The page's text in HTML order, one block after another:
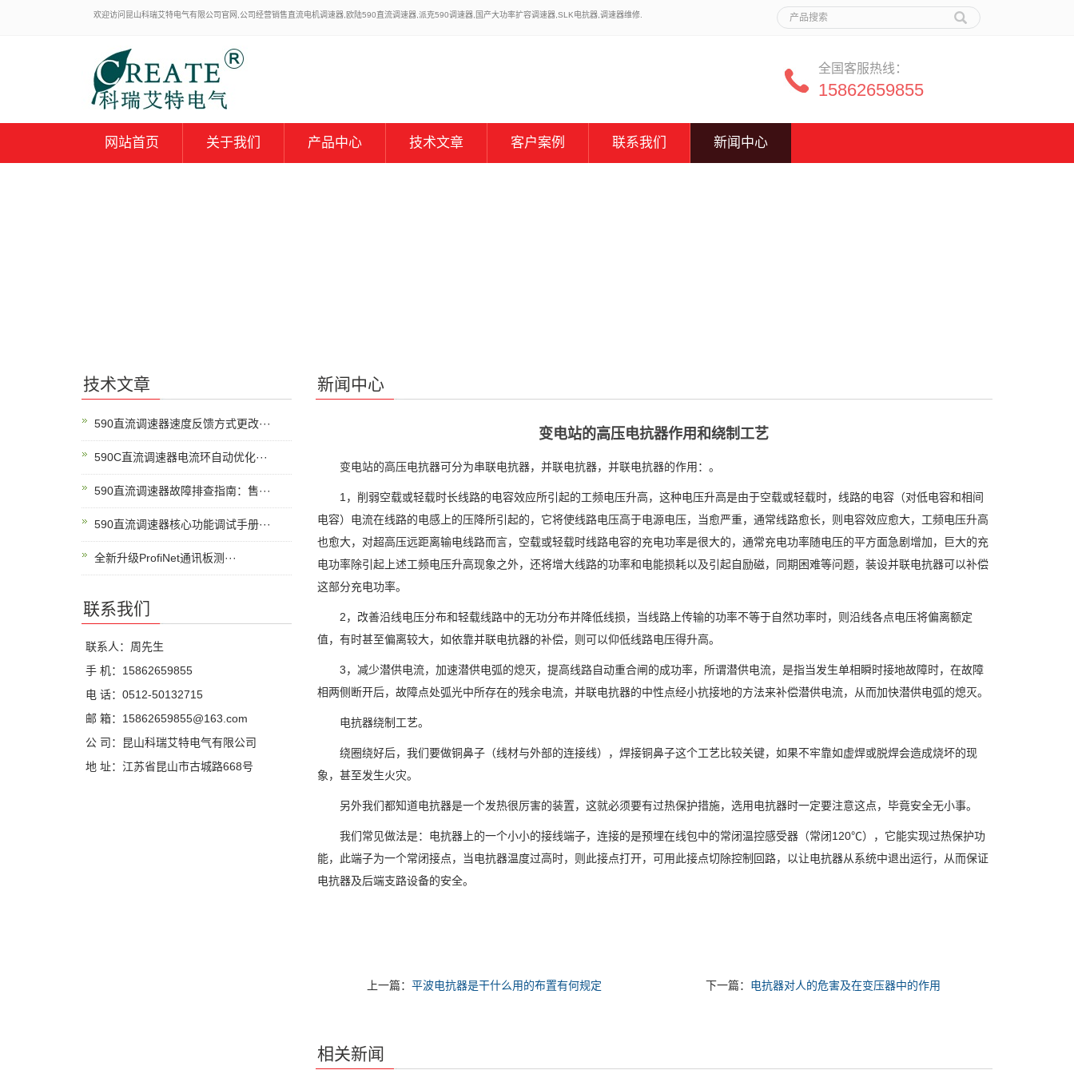
欢迎访问昆山科瑞艾特电气有限公司官网,公司经营销售直流电机调速器,欧陆590直流调速器,派克590调速器,国产大功率扩容调速器,SLK电抗器,调速器维修.
全国客服热线：
15862659855
网站首页 关于我们 产品中心 技术文章 客户案例 联系我们 新闻中心
新闻中心
变电站的高压电抗器作用和绕制工艺
变电站的高压电抗器可分为串联电抗器，并联电抗器，并联电抗器的作用：。
1，削弱空载或轻载时长线路的电容效应所引起的工频电压升高，这种电压升高是由于空载或轻载时，线路的电容（对低电容和相间
电容）电流在线路的电感上的压降所引起的，它将使线路电压高于电源电压，当愈严重，通常线路愈长，则电容效应愈大，工频电压升高
也愈大，对超高压远距离输电线路而言，空载或轻载时线路电容的充电功率是很大的，通常充电功率随电压的平方面急剧增加，巨大的充
电功率除引起上述工频电压升高现象之外，还将增大线路的功率和电能损耗以及引起自励磁，同期困难等问题，装设并联电抗器可以补偿
这部分充电功率。
2，改善沿线电压分布和轻载线路中的无功分布并降低线损，当线路上传输的功率不等于自然功率时，则沿线各点电压将偏离额定
值，有时甚至偏离较大，如依靠并联电抗器的补偿，则可以仰低线路电压得升高。
3，减少潜供电流，加速潜供电弧的熄灭，提高线路自动重合闸的成功率，所谓潜供电流，是指当发生单相瞬时接地故障时，在故障
相两侧断开后，故障点处弧光中所存在的残余电流，并联电抗器的中性点经小抗接地的方法来补偿潜供电流，从而加快潜供电弧的熄灭。
电抗器绕制工艺。
绕圈绕好后，我们要做铜鼻子（线材与外部的连接线），焊接铜鼻子这个工艺比较关键，如果不牢靠如虚焊或脱焊会造成烧坏的现
象，甚至发生火灾。
另外我们都知道电抗器是一个发热很厉害的装置，这就必须要有过热保护措施，选用电抗器时一定要注意这点，毕竟安全无小事。
我们常见做法是：电抗器上的一个小小的接线端子，连接的是预埋在线包中的常闭温控感受器（常闭120℃），它能实现过热保护功
能，此端子为一个常闭接点，当电抗器温度过高时，则此接点打开，可用此接点切除控制回路，以让电抗器从系统中退出运行，从而保证
电抗器及后端支路设备的安全。
上一篇：平波电抗器是干什么用的布置有何规定 下一篇： 电抗器对人的危害及在变压器中的作用
相关新闻
技术文章
590直流调速器速度反馈方式更改···
590C直流调速器电流环自动优化···
590直流调速器故障排查指南：售···
590直流调速器核心功能调试手册···
全新升级ProfiNet通讯板测···
联系我们
联系人：周先生
手 机：15862659855
电 话：0512-50132715
邮 箱：15862659855@163.com
公 司：昆山科瑞艾特电气有限公司
地 址：江苏省昆山市古城路668号